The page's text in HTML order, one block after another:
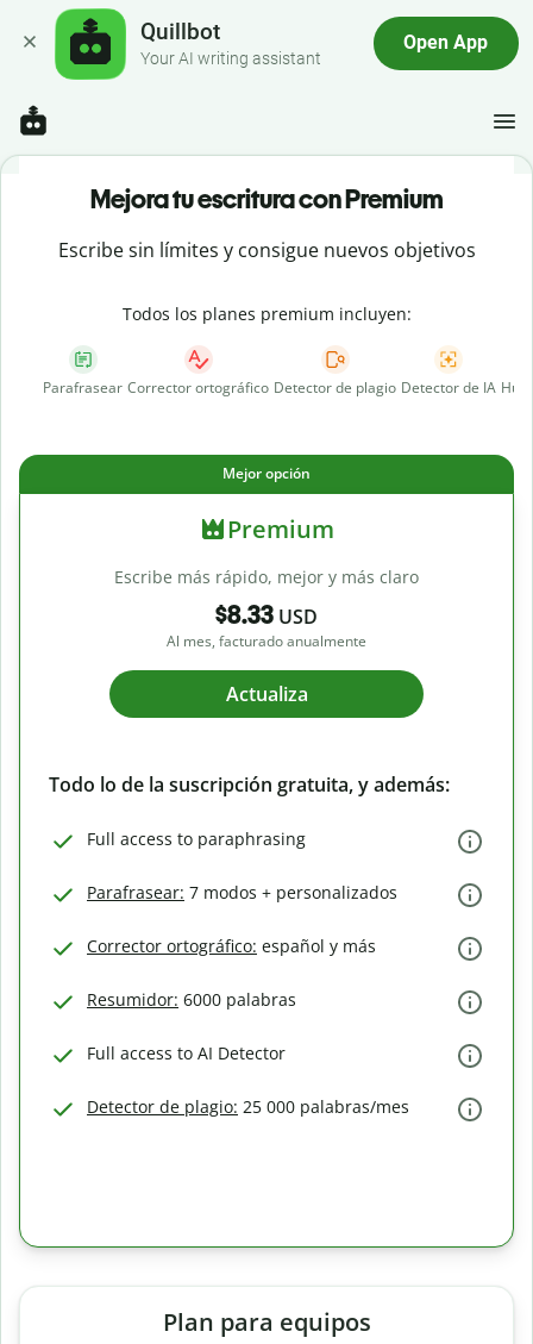
Quillbot
Your AI writing assistant
Open App
Mejora tu escritura con Premium
Escribe sin límites y consigue nuevos objetivos
Todos los planes premium incluyen:
Parafrasear Corrector ortográfico Detector de plagio Detector de IA
Mejor opción
Premium
Escribe más rápido, mejor y más claro
$8.33 USD
Al mes, facturado anualmente
Actualiza
Todo lo de la suscripción gratuita, y además:
Full access to paraphrasing
Parafrasear: 7 modos + personalizados
Corrector ortográfico: español y más
Resumidor: 6000 palabras
Full access to AI Detector
Detector de plagio: 25 000 palabras/mes
Plan para equipos